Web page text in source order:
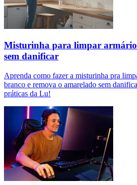
Misturinha para limpar armário
sem danificar
Aprenda como fazer a misturinha pra
branco e remova o amarelado sem
práticas da Lu!